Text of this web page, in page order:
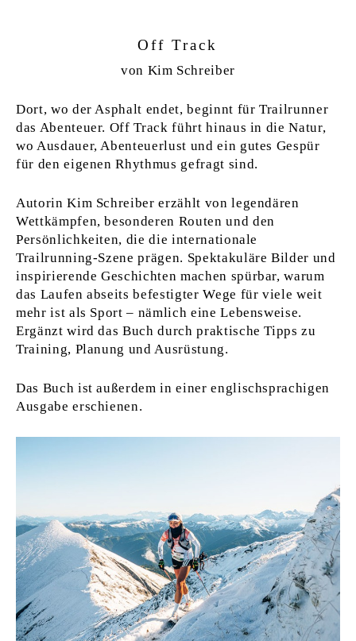
Off Track
von Kim Schreiber
Dort, wo der Asphalt endet, beginnt für Trailrunner
das Abenteuer. Off Track führt hinaus in die Natur,
wo Ausdauer, Abenteuerlust und ein gutes Gespür
für den eigenen Rhythmus gefragt sind.
Autorin Kim Schreiber erzählt von legendären
Wettkämpfen, besonderen Routen und den
Persönlichkeiten, die die internationale
Trailrunning-Szene prägen. Spektakuläre Bilder und
inspirierende Geschichten machen spürbar, warum
das Laufen abseits befestigter Wege für viele weit
mehr ist als Sport – nämlich eine Lebensweise.
Ergänzt wird das Buch durch praktische Tipps zu
Training, Planung und Ausrüstung.
Das Buch ist außerdem in einer englischsprachigen
Ausgabe erschienen.